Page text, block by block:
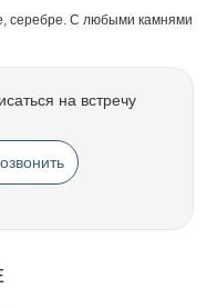
серебре. С любыми камнями
на встречу